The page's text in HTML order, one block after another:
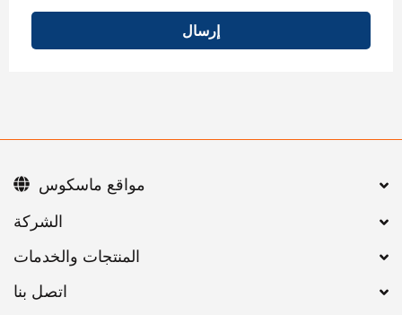
إرسال
اتصل بنا
مواقع ماسكوس